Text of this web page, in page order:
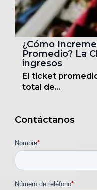
¿Cómo
Promedio? La
ingresos
El ticket
total de...
Contáctanos